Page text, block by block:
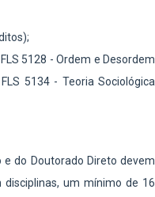
5128 - Ordem e Desordem
5134 - Teoria Sociológica
do Doutorado Direto devem
um mínimo de 16